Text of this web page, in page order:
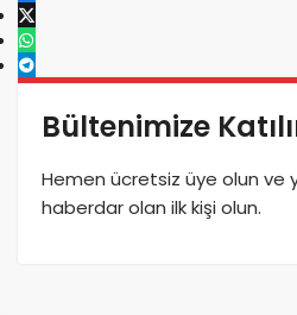
Bültenimize
Hemen ücretsiz üye olun ve
haberdar olan ilk kişi olun.